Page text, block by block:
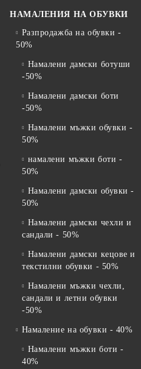
НАМАЛЕНИЯ НА ОБУВКИ
Разпродажба на обувки -
50%
Намалени дамски ботуши
-50%
Намалени дамски боти
-50%
Намалени мъжки обувки -
50%
намалени мъжки боти -
50%
Намалени дамски обувки -
50%
Намалени дамски чехли и
сандали - 50%
Намалени дамски кецове и
текстилни обувки - 50%
Намалени мъжки чехли,
сандали и летни обувки
-50%
Намаление на обувки - 40%
Намалени мъжки боти -
40%